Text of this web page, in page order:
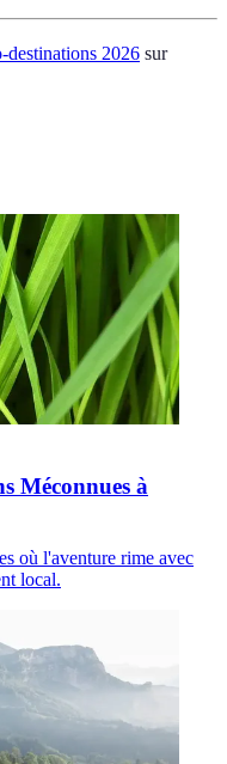
destinations 2026 sur
Méconnues à
où l'aventure rime avec
local.